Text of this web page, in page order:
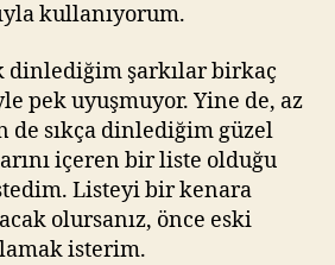
kullanıyorum.
dinlediğim şarkılar birkaç
pek uyuşmuyor. Yine de, az
de sıkça dinlediğim güzel
içeren bir liste olduğu
Listeyi bir kenara
olursanız, önce eski
isterim.